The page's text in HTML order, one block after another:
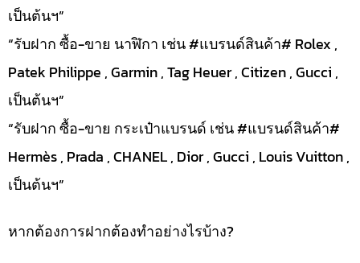
เป็นต้นฯ”
“รับฝาก ซื้อ-ขาย นาฬิกา เช่น #แบรนด์สินค้า# Rolex ,
Patek Philippe , Garmin , Tag Heuer , Citizen , Gucci ,
เป็นต้นฯ”
“รับฝาก ซื้อ-ขาย กระเป๋าแบรนด์ เช่น #แบรนด์สินค้า#
Hermès , Prada , CHANEL , Dior , Gucci , Louis Vuitton ,
เป็นต้นฯ”
หากต้องการฝากต้องทำอย่างไรบ้าง?